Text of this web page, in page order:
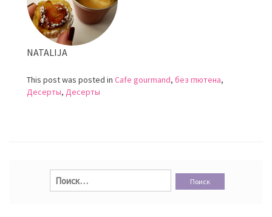
NATALIJA
This post was posted in Cafe gourmand, без глютена,
Десерты, Десерты
Найти: